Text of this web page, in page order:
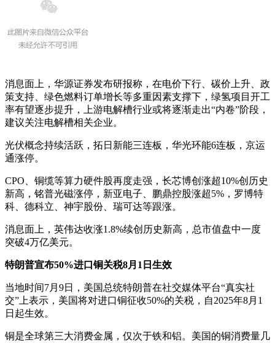
消息面上，华源证券发布研报称，在电价下行、碳价上升、政
策支持、绿色燃料订单增长等多重因素支撑下，绿氢项目开工
率有望逐步提升，上游电解槽行业或将逐渐走出“内卷”阶段，
建议关注电解槽相关企业。
光伏概念持续活跃，拓日新能三连板，华光环能6连板，京运
通涨停。
CPO、铜缆等算力硬件股再度走强，长芯博创涨超10%创历史
新高，铭普光磁涨停，新亚电子、鹏鼎控股涨超5%，罗博特
科、德科立、神宇股份、瑞可达等跟涨。
消息面上，英伟达收涨1.8%续创历史新高，总市值盘中一度
突破4万亿美元。
特朗普宣布50%进口铜关税8月1日生效
当地时间7月9日，美国总统特朗普在社交媒体平台“真实社
交”上表示，美国将对进口铜征收50%的关税，自2025年8月1
日起生效。
铜是全球第三大消费金属，仅次于铁和铝。美国的铜消费量几